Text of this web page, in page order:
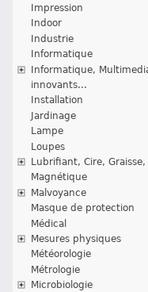
Impression
Indoor
Industrie
Informatique
Informatique,
innovants...
Installation
Jardinage
Lampe
Loupes
Lubrifiant, Cire, Graisse,
Magnétique
Malvoyance
Masque de protection
Médical
Mesures physiques
Météorologie
Métrologie
Microbiologie